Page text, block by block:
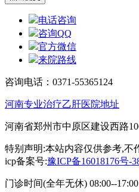
电话咨询
咨询QQ
官方微信
来院路线
咨询电话：0371-55365124
河南专业治疗乙肝医院地址
河南省郑州市中原区建设西路
特别声明:本站内容仅供参考,不
icp备案号:豫ICP备16018176号-
门诊时间(全年无休) 08:00--17:00